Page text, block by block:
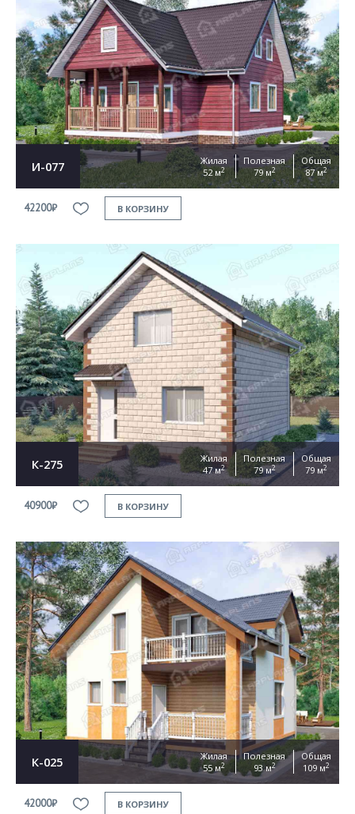
И-077
Жилая
52 м2
Полезная
79 м2
Общая
87 м2
42200₽ В КОРЗИНУ
К-275
Жилая
47 м2
Полезная
79 м2
Общая
79 м2
40900₽ В КОРЗИНУ
К-025
Жилая
55 м2
Полезная
93 м2
Общая
109 м2
42000₽ В КОРЗИНУ